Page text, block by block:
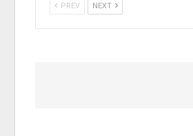
PREV NEXT